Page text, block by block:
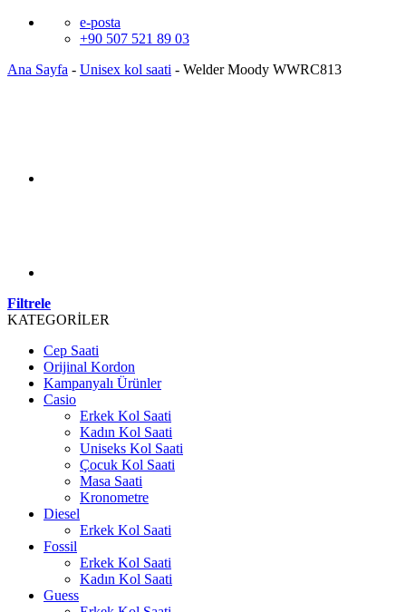
e-posta
+90 507 521 89 03
Ana Sayfa - Unisex kol saati - Welder Moody WWRC813
Filtrele
KATEGORİLER
Cep Saati
Orijinal Kordon
Kampanyalı Ürünler
Casio
Erkek Kol Saati
Kadın Kol Saati
Uniseks Kol Saati
Çocuk Kol Saati
Masa Saati
Kronometre
Diesel
Erkek Kol Saati
Fossil
Erkek Kol Saati
Kadın Kol Saati
Guess